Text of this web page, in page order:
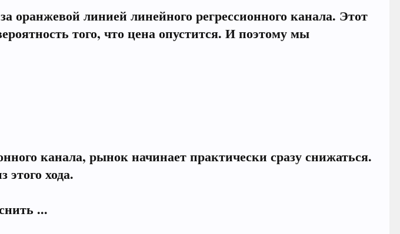
оранжевой линией линейного регрессионного канала. Этот
того, что цена опустится. И поэтому мы
канала, рынок начинает практически сразу снижаться.
хода.
...